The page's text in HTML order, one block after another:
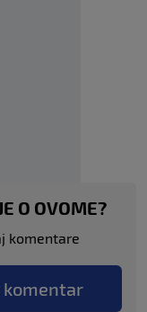
O OVOME?
komentare
komentar